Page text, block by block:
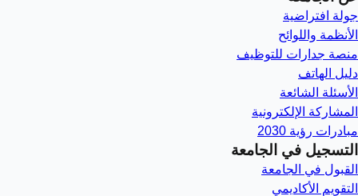
جولة افتراضية
الأنظمة واللوائح
منصة جدارات للتوظيف
دليل الهاتف
الأسئلة الشائعة
المشاركة الإلكترونية
مبادرات رؤية 2030
التسجيل في الجامعة
القبول في الجامعة
التقويم الأكاديمي